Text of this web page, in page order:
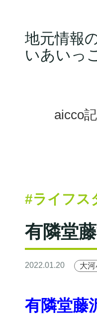
地元情報
いあいっ
aicco
#ライフス
有隣堂
2022.01.20 大河
有隣堂藤